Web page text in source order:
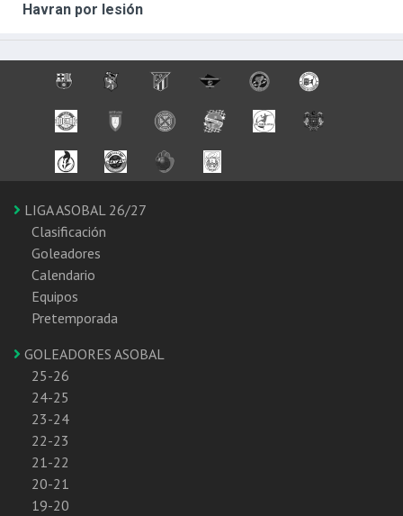
Havran por lesión
LIGA ASOBAL 26/27
Clasificación
Goleadores
Calendario
Equipos
Pretemporada
GOLEADORES ASOBAL
25-26
24-25
23-24
22-23
21-22
20-21
19-20